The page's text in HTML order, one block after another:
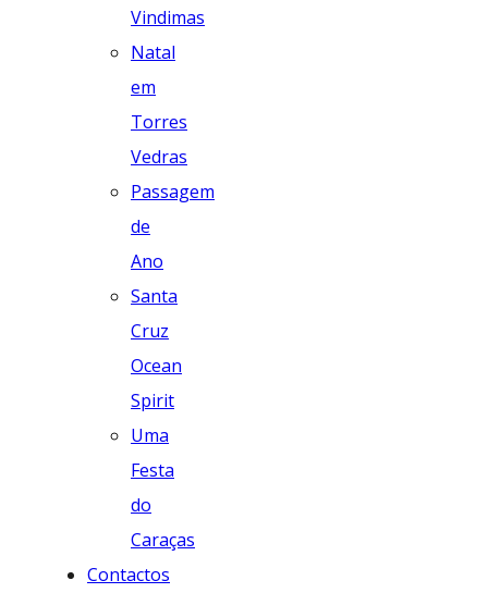
Vindimas
Natal
em
Torres
Vedras
Passagem
de
Ano
Santa
Cruz
Ocean
Spirit
Uma
Festa
do
Caraças
Contactos